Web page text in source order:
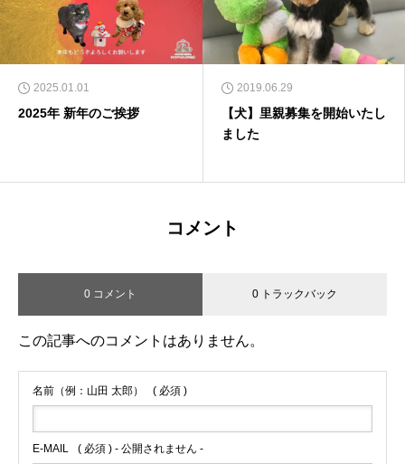
2025.01.01
2025年 新年のご挨拶
2019.06.29
【犬】里親募集を開始いたし
ました
コメント
0 コメント 0 トラックバック
この記事へのコメントはありません。
名前（例：山田 太郎） ( 必須 )
E-MAIL ( 必須 ) - 公開されません -